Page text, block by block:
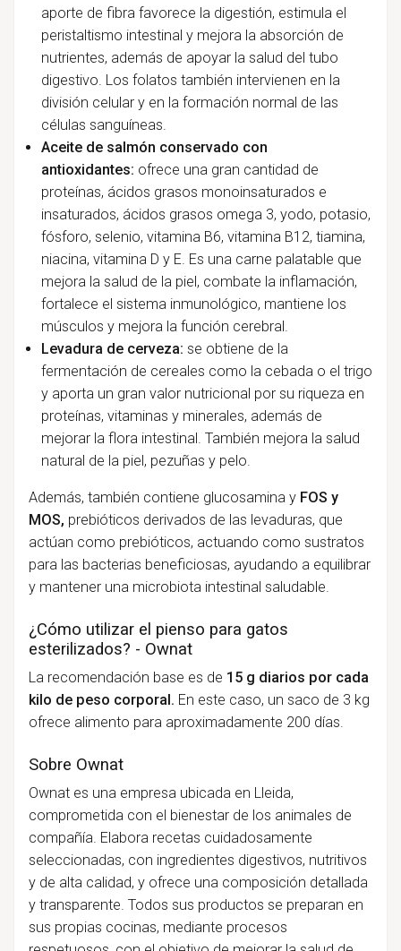
aporte de fibra favorece la digestión, estimula el
peristaltismo intestinal y mejora la absorción de
nutrientes, además de apoyar la salud del tubo
digestivo. Los folatos también intervienen en la
división celular y en la formación normal de las
células sanguíneas.
Aceite de salmón conservado con
antioxidantes: ofrece una gran cantidad de
proteínas, ácidos grasos monoinsaturados e
insaturados, ácidos grasos omega 3, yodo, potasio,
fósforo, selenio, vitamina B6, vitamina B12, tiamina,
niacina, vitamina D y E. Es una carne palatable que
mejora la salud de la piel, combate la inflamación,
fortalece el sistema inmunológico, mantiene los
músculos y mejora la función cerebral.
Levadura de cerveza: se obtiene de la
fermentación de cereales como la cebada o el trigo
y aporta un gran valor nutricional por su riqueza en
proteínas, vitaminas y minerales, además de
mejorar la flora intestinal. También mejora la salud
natural de la piel, pezuñas y pelo.
Además, también contiene glucosamina y FOS y
MOS, prebióticos derivados de las levaduras, que
actúan como prebióticos, actuando como sustratos
para las bacterias beneficiosas, ayudando a equilibrar
y mantener una microbiota intestinal saludable.
¿Cómo utilizar el pienso para gatos
esterilizados? - Ownat
La recomendación base es de 15 g diarios por cada
kilo de peso corporal. En este caso, un saco de 3 kg
ofrece alimento para aproximadamente 200 días.
Sobre Ownat
Ownat es una empresa ubicada en Lleida,
comprometida con el bienestar de los animales de
compañía. Elabora recetas cuidadosamente
seleccionadas, con ingredientes digestivos, nutritivos
y de alta calidad, y ofrece una composición detallada
y transparente. Todos sus productos se preparan en
sus propias cocinas, mediante procesos